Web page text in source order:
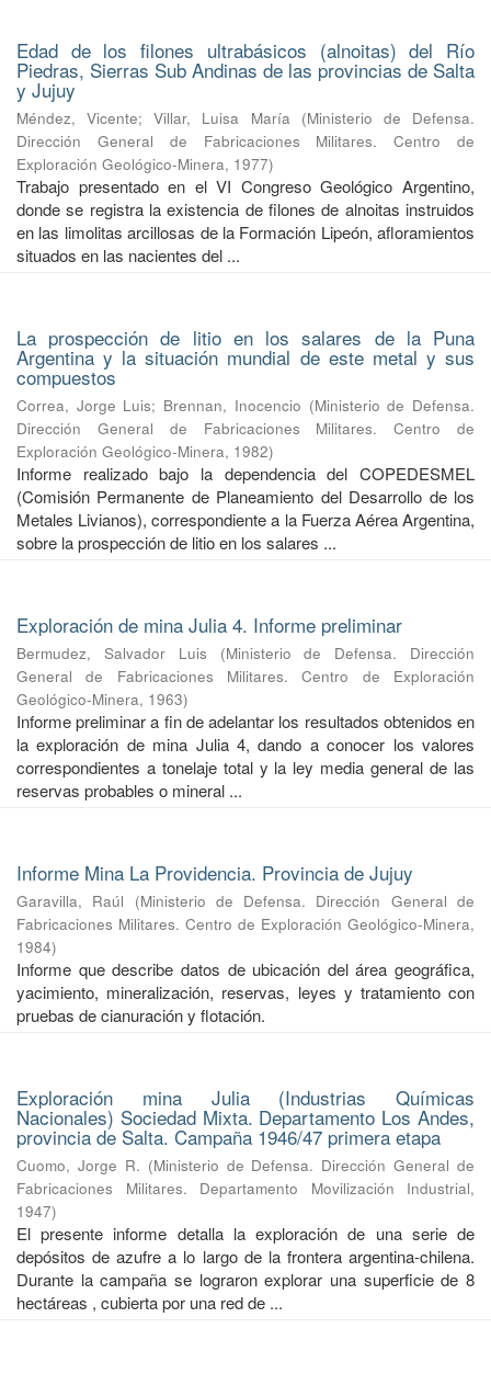
Edad de los filones ultrabásicos (alnoitas) del Río
Piedras, Sierras Sub Andinas de las provincias de Salta
y Jujuy
Méndez, Vicente;Villar, Luisa María (Ministerio de Defensa.
Dirección General de Fabricaciones Militares. Centro de
Exploración Geológico-Minera, 1977)
Trabajo presentado en el VI Congreso Geológico Argentino,
donde se registra la existencia de filones de alnoitas instruidos
en las limolitas arcillosas de la Formación Lipeón, afloramientos
situados en las nacientes del ...
La prospección de litio en los salares de la Puna
Argentina y la situación mundial de este metal y sus
compuestos
Correa, Jorge Luis; Brennan, Inocencio (Ministerio de Defensa.
Dirección General de Fabricaciones Militares. Centro de
Exploración Geológico-Minera, 1982)
Informe realizado bajo la dependencia del COPEDESMEL
(Comisión Permanente de Planeamiento del Desarrollo de los
Metales Livianos), correspondiente a la Fuerza Aérea Argentina,
sobre la prospección de litio en los salares ...
Exploración de mina Julia 4. Informe preliminar
Bermudez, Salvador Luis (Ministerio de Defensa. Dirección
General de Fabricaciones Militares. Centro de Exploración
Geológico-Minera, 1963)
Informe preliminar a fin de adelantar los resultados obtenidos en
la exploración de mina Julia 4, dando a conocer los valores
correspondientes a tonelaje total y la ley media general de las
reservas probables o mineral ...
Informe Mina La Providencia. Provincia de Jujuy
Garavilla, Raúl (Ministerio de Defensa. Dirección General de
Fabricaciones Militares. Centro de Exploración Geológico-Minera,
1984)
Informe que describe datos de ubicación del área geográfica,
yacimiento, mineralización, reservas, leyes y tratamiento con
pruebas de cianuración y flotación.
Exploración mina Julia (Industrias Químicas
Nacionales) Sociedad Mixta. Departamento Los Andes,
provincia de Salta. Campaña 1946/47 primera etapa
Cuomo, Jorge R. (Ministerio de Defensa. Dirección General de
Fabricaciones Militares. Departamento Movilización Industrial,
1947)
El presente informe detalla la exploración de una serie de
depósitos de azufre a lo largo de la frontera argentina-chilena.
Durante la campaña se lograron explorar una superficie de 8
hectáreas , cubierta por una red de ...